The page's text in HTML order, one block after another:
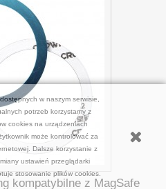
w naszym serwisie,
potrzeb korzystamy z
cookies na urządzeniach
może kontrolować za
Dalsze korzystanie z
ustawień przeglądarki
stosowanie plików cookies.
kompatybilne z MagSafe